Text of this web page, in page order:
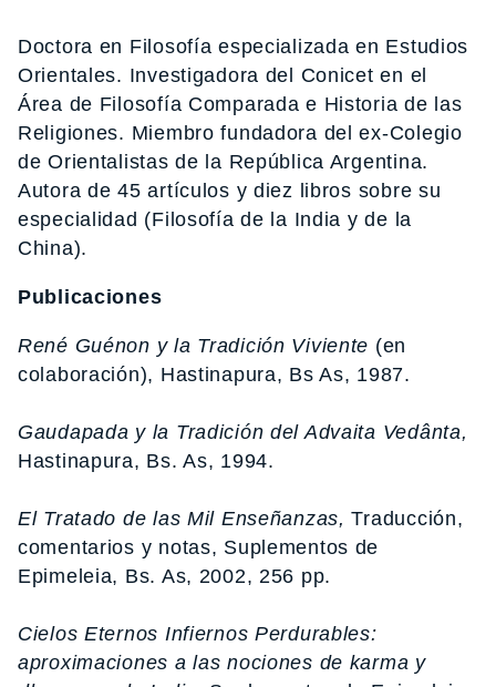
Doctora en Filosofía especializada en Estudios
Orientales. Investigadora del Conicet en el
Área de Filosofía Comparada e Historia de las
Religiones. Miembro fundadora del ex-Colegio
de Orientalistas de la República Argentina.
Autora de 45 artículos y diez libros sobre su
especialidad (Filosofía de la India y de la
China).
Publicaciones
René Guénon y la Tradición Viviente (en
colaboración), Hastinapura, Bs As, 1987.
Gaudapada y la Tradición del Advaita Vedânta,
Hastinapura, Bs. As, 1994.
El Tratado de las Mil Enseñanzas, Traducción,
comentarios y notas, Suplementos de
Epimeleia, Bs. As, 2002, 256 pp.
Cielos Eternos Infiernos Perdurables:
aproximaciones a las nociones de karma y